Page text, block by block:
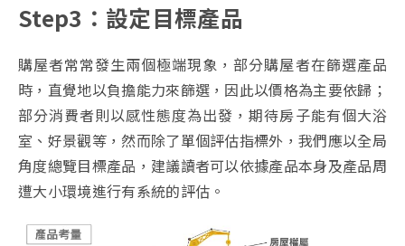
Step3：設定目標產品
購屋者常常發生兩個極端現象，部分購屋者在篩選產品
時，直覺地以負擔能力來篩選，因此以價格為主要依歸；
部分消費者則以感性態度為出發，期待房子能有個大浴
室、好景觀等，然而除了單個評估指標外，我們應以全局
角度總覽目標產品，建議讀者可以依據產品本身及產品周
遭大小環境進行有系統的評估。